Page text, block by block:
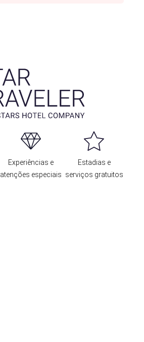
Experiências e
atenções especiais
Estadias e
serviços gratuitos